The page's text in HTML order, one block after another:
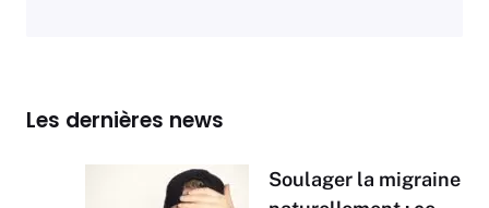
Les dernières news
Soulager la migraine